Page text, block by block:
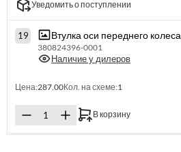
Уведомить о поступлении
19 Втулка оси переднего колеса
380824396-0001
Наличие у дилеров
Цена:287.00Кол. на схеме:1
В корзину